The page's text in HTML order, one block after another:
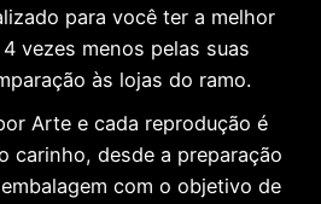
para você ter a melhor
vezes menos pelas suas
às lojas do ramo.
Arte e cada reprodução é
carinho, desde a preparação
com o objetivo de